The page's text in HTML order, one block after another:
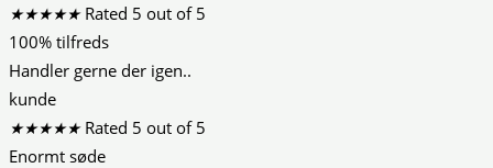
★★★★★ Rated 5 out of 5
100% tilfreds
Handler gerne der igen..
kunde
★★★★★ Rated 5 out of 5
Enormt søde